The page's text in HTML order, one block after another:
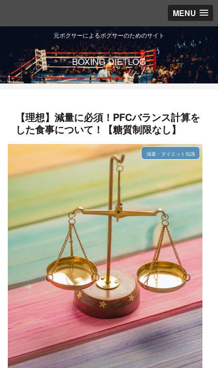
MENU
元ボクサーによるボクサーのためのサイト
BOXING DIETLOG
【理想】減量に必須！PFCバランス計算を
した食事について！【糖質制限なし】
減量・ダイエット知識